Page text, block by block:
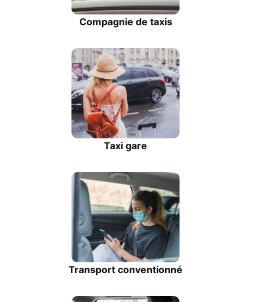
Compagnie de taxis
Taxi gare
Transport conventionné